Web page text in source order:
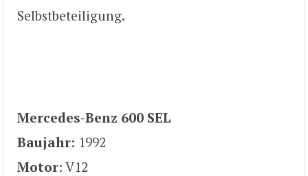
Selbstbeteiligung.
Mercedes-Benz 600 SEL
Baujahr: 1992
Motor: V12